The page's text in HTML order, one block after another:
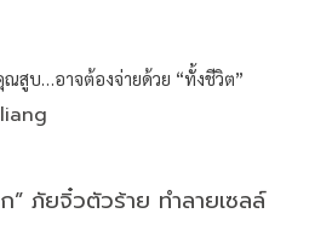
สูบ…อาจต้องจ่ายด้วย “ทั้งชีวิต”